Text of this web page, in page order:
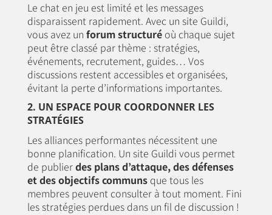
Le chat en jeu est limité et les messages
disparaissent rapidement. Avec un site Guildi,
vous avez un forum structuré où chaque sujet
peut être classé par thème : stratégies,
événements, recrutement, guides… Vos
discussions restent accessibles et organisées,
évitant la perte d’informations importantes.
2. UN ESPACE POUR COORDONNER LES
STRATÉGIES
Les alliances performantes nécessitent une
bonne planification. Un site Guildi vous permet
de publierdes plans d’attaque, des défenses
et des objectifs communs que tous les
membres peuvent consulter à tout moment. Fini
les stratégies perdues dans un fil de discussion !